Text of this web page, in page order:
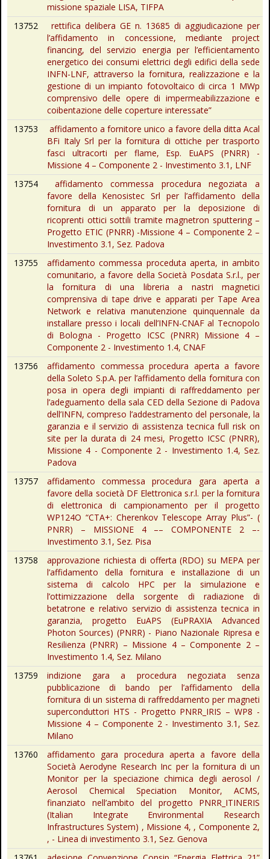
missione spaziale LISA, TIFPA
13752
rettifica delibera GE n. 13685 di aggiudicazione per
l’affidamento in concessione, mediante project
financing, del servizio energia per l’efficientamento
energetico dei consumi elettrici degli edifici della sede
INFN-LNF, attraverso la fornitura, realizzazione e la
gestione di un impianto fotovoltaico di circa 1 MWp
comprensivo delle opere di impermeabilizzazione e
coibentazione delle coperture interessate”
13753
affidamento a fornitore unico a favore della ditta Acal
BFi Italy Srl per la fornitura di ottiche per trasporto
fasci ultracorti per flame, Esp. EuAPS (PNRR) -
Missione 4 – Componente 2 - Investimento 3.1, LNF
13754
affidamento commessa procedura negoziata a
favore della Kenosistec Srl per l’affidamento della
fornitura di un apparato per la deposizione di
ricoprenti ottici sottili tramite magnetron sputtering –
Progetto ETIC (PNRR) -Missione 4 – Componente 2 –
Investimento 3.1, Sez. Padova
13755
affidamento commessa proceduta aperta, in ambito
comunitario, a favore della Società Posdata S.r.l., per
la fornitura di una libreria a nastri magnetici
comprensiva di tape drive e apparati per Tape Area
Network e relativa manutenzione quinquennale da
installare presso i locali dell’INFN-CNAF al Tecnopolo
di Bologna - Progetto ICSC (PNRR) Missione 4 –
Componente 2 - Investimento 1.4, CNAF
13756
affidamento commessa procedura aperta a favore
della Soleto S.p.A. per l’affidamento della fornitura con
posa in opera degli impianti di raffreddamento per
l’adeguamento della sala CED della Sezione di Padova
dell’INFN, compreso l’addestramento del personale, la
garanzia e il servizio di assistenza tecnica full risk on
site per la durata di 24 mesi, Progetto ICSC (PNRR),
Missione 4 - Componente 2 - Investimento 1.4, Sez.
Padova
13757
affidamento commessa procedura gara aperta a
favore della società DF Elettronica s.r.l. per la fornitura
di elettronica di campionamento per il progetto
WP124O “CTA+: Cherenkov Telescope Array Plus”- (
PNRR) – MISSIONE 4 –– COMPONENTE 2 –-
Investimento 3.1, Sez. Pisa
13758
approvazione richiesta di offerta (RDO) su MEPA per
l’affidamento della fornitura e installazione di un
sistema di calcolo HPC per la simulazione e
l’ottimizzazione della sorgente di radiazione di
betatrone e relativo servizio di assistenza tecnica in
garanzia, progetto EuAPS (EuPRAXIA Advanced
Photon Sources) (PNRR) - Piano Nazionale Ripresa e
Resilienza (PNRR) – Missione 4 – Componente 2 –
Investimento 1.4, Sez. Milano
13759
indizione gara a procedura negoziata senza
pubblicazione di bando per l’affidamento della
fornitura di un sistema di raffreddamento per magneti
superconduttori HTS - Progetto PNRR_IRIS – WP8 -
Missione 4 – Componente 2 - Investimento 3.1, Sez.
Milano
13760
affidamento gara procedura aperta a favore della
Società Aerodyne Research Inc per la fornitura di un
Monitor per la speciazione chimica degli aerosol /
Aerosol Chemical Speciation Monitor, ACMS,
finanziato nell’ambito del progetto PNRR_ITINERIS
(Italian Integrate Environmental Research
Infrastructures System) , Missione 4, , Componente 2,
, - Linea di investimento 3.1, Sez. Genova